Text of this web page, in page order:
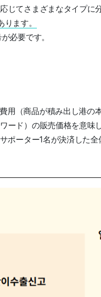
じてさまざまなタイプに
ります。
必要です。
用（商品が積み出し港の
ード）の販売価格を意味
ポーター1名が決済した